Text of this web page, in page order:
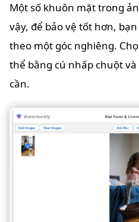
Một số khuôn mặt trong
vậy, để bảo vệ tốt hơn,
theo một góc nghiêng.
thể bằng cú nhấp chuột
cần.